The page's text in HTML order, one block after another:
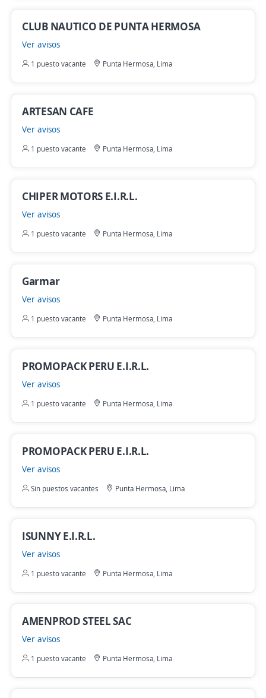
CLUB NAUTICO DE PUNTA HERMOSA
Ver avisos
1 puesto vacante Punta Hermosa, Lima
ARTESAN CAFE
Ver avisos
1 puesto vacante Punta Hermosa, Lima
CHIPER MOTORS E.I.R.L.
Ver avisos
1 puesto vacante Punta Hermosa, Lima
Garmar
Ver avisos
1 puesto vacante Punta Hermosa, Lima
PROMOPACK PERU E.I.R.L.
Ver avisos
1 puesto vacante Punta Hermosa, Lima
PROMOPACK PERU E.I.R.L.
Ver avisos
Sin puestos vacantes Punta Hermosa, Lima
ISUNNY E.I.R.L.
Ver avisos
1 puesto vacante Punta Hermosa, Lima
AMENPROD STEEL SAC
Ver avisos
1 puesto vacante Punta Hermosa, Lima